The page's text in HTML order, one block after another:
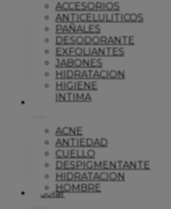
ACCESORIOS
ANTICELULITICOS
PAÑALES
DESODORANTE
EXFOLIANTES
JABONES
HIDRATACION
HIGIENE
INTIMA
Dermo
ACNE
ANTIEDAD
CUELLO
DESPIGMENTANTE
HIDRATACION
HOMBRE
Solar